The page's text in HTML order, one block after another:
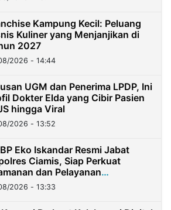
Kampung Kecil: Peluang
Kuliner yang Menjanjikan di
2027
2026 - 14:44
UGM dan Penerima LPDP, Ini
Dokter Elda yang Cibir Pasien
hingga Viral
2026 - 13:52
Eko Iskandar Resmi Jabat
Ciamis, Siap Perkuat
dan Pelayanan
2026 - 13:33